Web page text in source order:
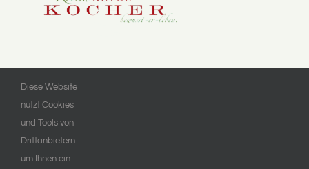
Stefan Fadingerstraße 6
Tel.: +43 7277 – 8308
Email: office@kocher.at
Diese Website
nutzt Cookies
und Tools von
Drittanbietern
um Ihnen ein